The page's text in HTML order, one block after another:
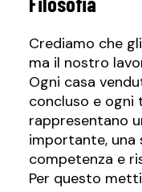
Crediamo che
ma il nostro
Ogni casa
concluso e
rappresentano
importante,
competenza e
Per questo